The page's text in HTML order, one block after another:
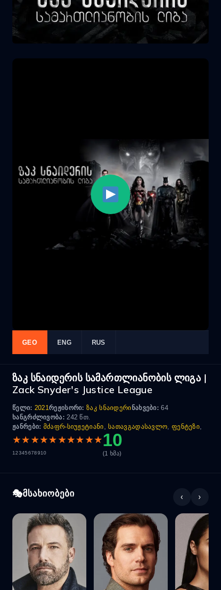
GEO ENG RUS
ზაკ სნაიდერის სამართლიანობის ლიგა |
Zack Snyder's Justice League
წელი: 2021რეჟისორი: ზაკ სნაიდერინახვები: 64
ხანგრძლივობა: 242 წთ.
ჟანრები: მძაფრ-სიუჟეტიანი ,სათავგადასავლო ფენტეზი
★★★★★★★★★★
12345678910
10
(1 ხმა)
მსახიობები ‹ ›